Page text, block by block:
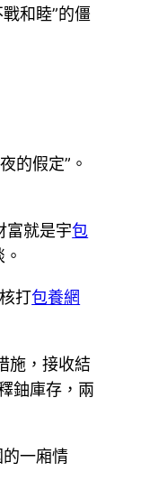
和睦”的僵
的假定”。
富就是宇包
打包養網
施，接收結
鈾庫存，兩
一廂情